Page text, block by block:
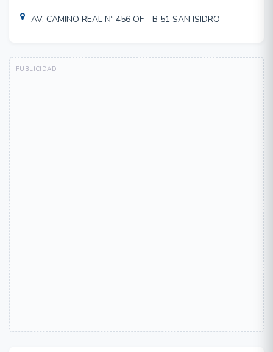
AV. CAMINO REAL Nº 456 OF - B 51 SAN ISIDRO